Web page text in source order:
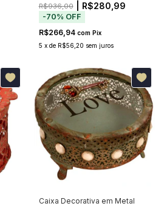
R$936,00| R$280,99
-70% OFF
R$266,94 com Pix
5 x de R$56,20 sem juros
Caixa Decorativa em Metal